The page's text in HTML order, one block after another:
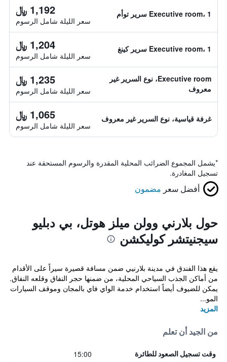
Executive room، 1 سرير توأم 1,192 ﷼
سعر الليلة شامل الرسوم
Executive room، 1 سرير كينغ 1,204 ﷼
سعر الليلة شامل الرسوم
Executive room، نوع السرير غير
معروف
1,235 ﷼
سعر الليلة شامل الرسوم
غرفة قياسية، نوع السرير غير معروف 1,065 ﷼
سعر الليلة شامل الرسوم
*يشمل المجموع الضرائب المحلية المقدرة والرسوم المستحقة عند
تسجيل المغادرة.
أفضل سعر مضمون
حول بلارني وولن ميلز هوتل، بي دبليو
سيجنيتشر كوليكشن
يقع هذا الفندق في مدينة بلارنيي ضمن مسافة قصيرة سيراً على الأقدام
من أماكن الجذب السياحي المحلية، من ضمنها حجر النفاق وقلعه النفاق.
يمكن للضيوف أيضاً استخدام خدمة الواي فاي بالمجان وموقف السيارات
المو...
المزيد
من الجيد أن تعلم
وقت تسجيل الصعود للطائرة 15:00